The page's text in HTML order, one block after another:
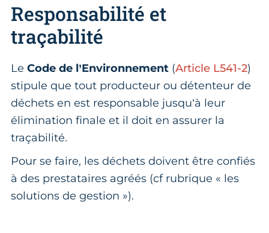
Responsabilité et
traçabilité
Le Code de l’Environnement (Article L541-2)
stipule que tout producteur ou détenteur de
déchets en est responsable jusqu’à leur
élimination finale et il doit en assurer la
traçabilité.
Pour se faire, les déchets doivent être confiés
à des prestataires agréés (cf rubrique « les
solutions de gestion »).